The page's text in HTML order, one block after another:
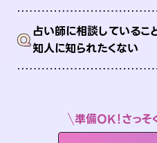
Q占い師に相談しているこ
知人に知られたくない
準備OK！さっそ